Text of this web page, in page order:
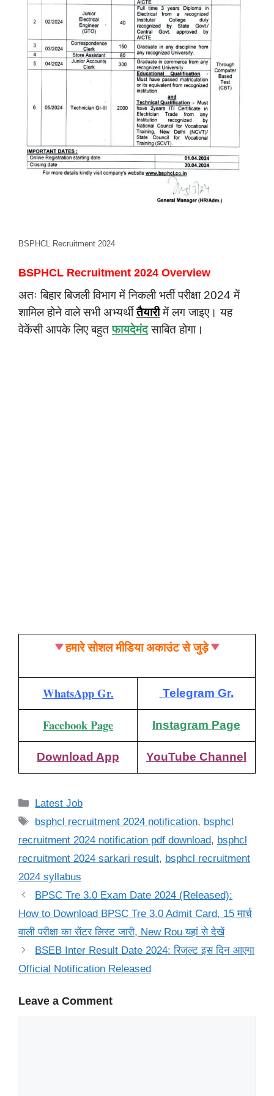
BSPHCL Recruitment 2024
BSPHCL Recruitment 2024 Overview
अतः बिहार बिजली विभाग में निकली भर्ती परीक्षा 2024 में
शामिल होने वाले सभी अभ्यर्थीतैयारीमें लग जाइए। यह
वेकेंसी आपके लिए बहुतफायदेमंदसाबित होगा।
हमारे सोशल मीडिया अकाउंट से जुड़े
WhatsApp Gr. Telegram Gr.
Facebook Page Instagram Page
Download App YouTube Channel
Categories
Latest Job
Tags
bsphcl recruitment 2024 notification, bsphcl
recruitment 2024 notification pdf download, bsphcl
recruitment 2024 sarkari result, bsphcl recruitment
2024 syllabus
BPSC Tre 3.0 Exam Date 2024 (Released):
How to Download BPSC Tre 3.0 Admit Card, 15 मार्च
वाली परीक्षा का सेंटर लिस्ट जारी, New Rou यहां से देखें
BSEB Inter Result Date 2024: रिजल्ट इस दिन आएगा
Official Notification Released
Leave a Comment